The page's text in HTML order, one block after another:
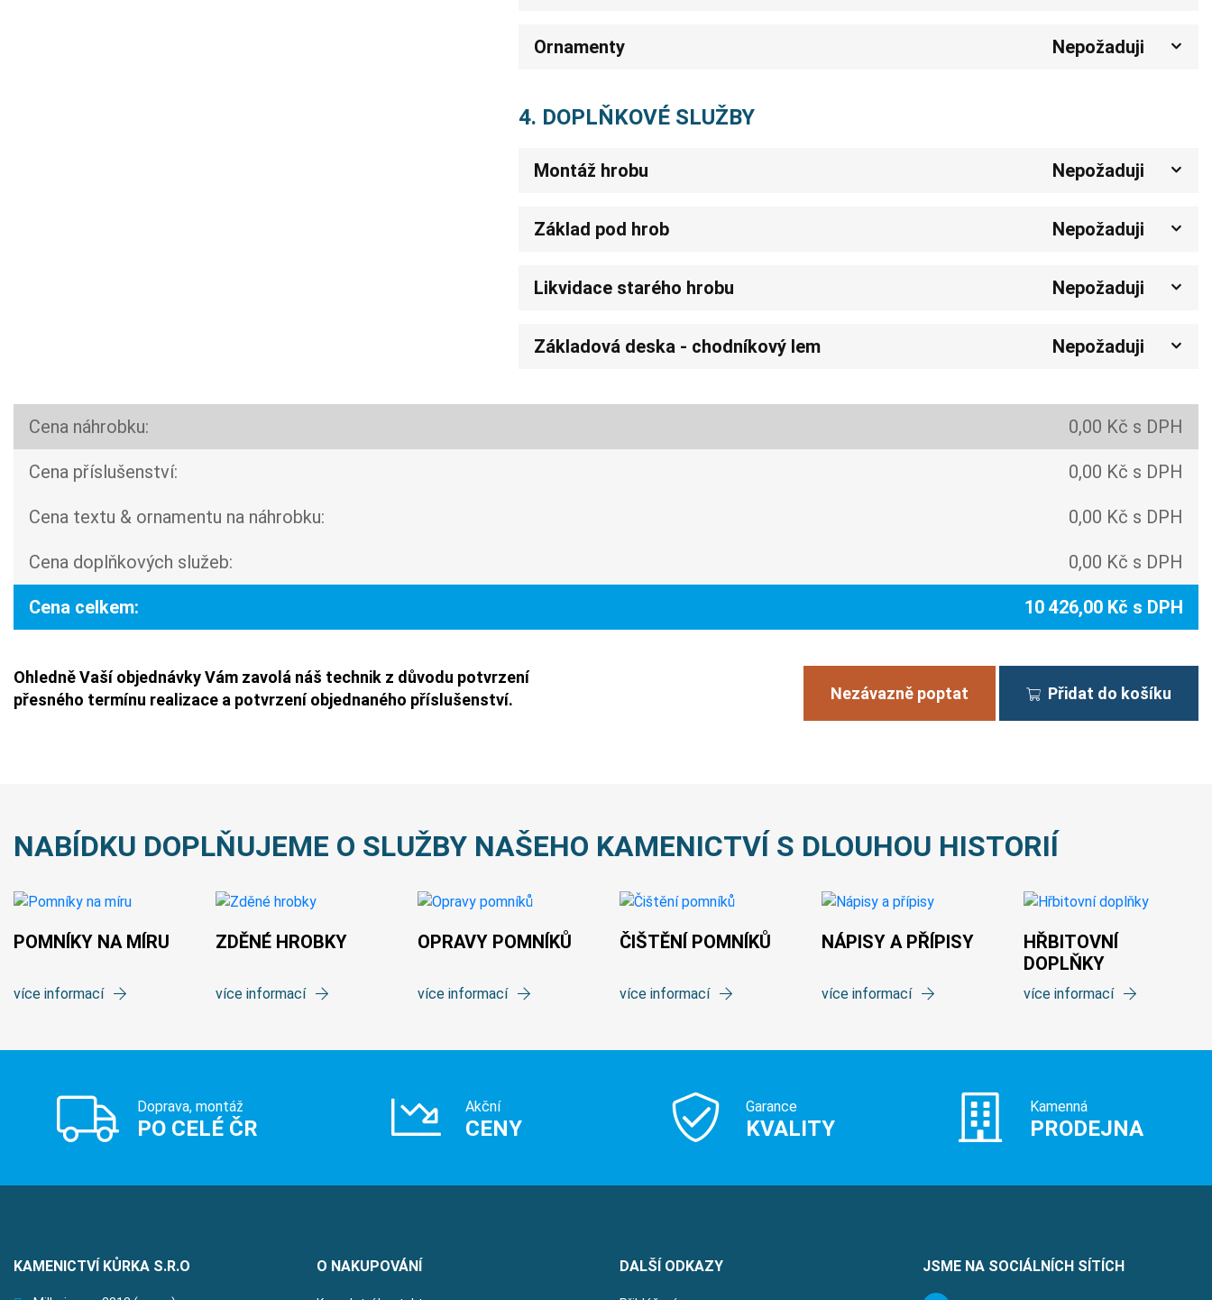
Ornamenty Nepožaduji
4. DOPLŇKOVÉ SLUŽBY
Montáž hrobu Nepožaduji
Základ pod hrob Nepožaduji
Likvidace starého hrobu Nepožaduji
Základová deska - chodníkový lem Nepožaduji
Cena náhrobku: 0,00 Kč s DPH
Cena příslušenství: 0,00 Kč s DPH
Cena textu & ornamentu na náhrobku: 0,00 Kč s DPH
Cena doplňkových služeb: 0,00 Kč s DPH
Cena celkem: 10 426,00 Kč s DPH
Ohledně Vaší objednávky Vám zavolá náš technik z důvodu potvrzení
přesného termínu realizace a potvrzení objednaného příslušenství.
Nezávazně poptat Přidat do košíku
NABÍDKU DOPLŇUJEME O SLUŽBY NAŠEHO KAMENICTVÍ S DLOUHOU HISTORIÍ
POMNÍKY NA MÍRU
více informací
ZDĚNÉ HROBKY
více informací
OPRAVY POMNÍKŮ
více informací
ČIŠTĚNÍ POMNÍKŮ
více informací
NÁPISY A PŘÍPISY
více informací
HŘBITOVNÍ
DOPLŇKY
více informací
Doprava, montáž
PO CELÉ ČR
Akční
CENY
Garance
KVALITY
Kamenná
PRODEJNA
KAMENICTVÍ KŮRKA S.R.O O NAKUPOVÁNÍ DALŠÍ ODKAZY JSME NA SOCIÁLNÍCH SÍTÍCH